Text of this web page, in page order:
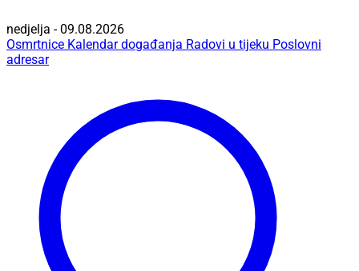
nedjelja - 09.08.2026
Osmrtnice Kalendar događanja Radovi u tijeku Poslovni
adresar